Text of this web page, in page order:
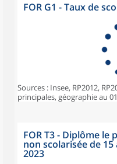
FOR G1 - Taux de
Sources : Insee, RP2012,
principales, géographie au
FOR T3 - Diplôme le
non scolarisée de
2023